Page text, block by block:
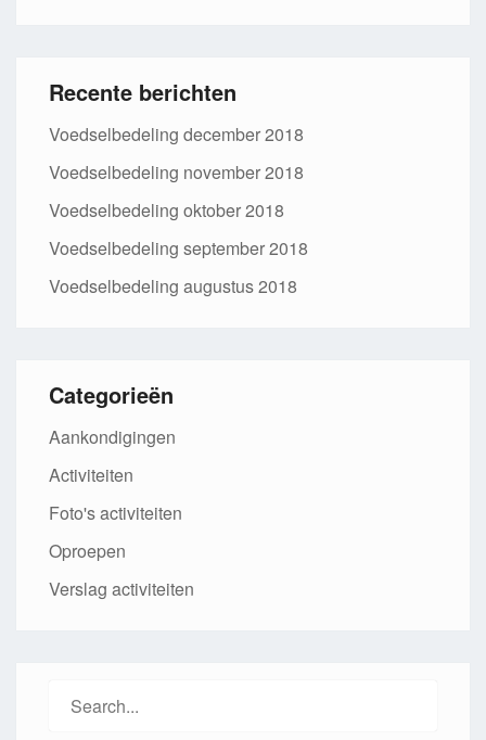
Recente berichten
Voedselbedeling december 2018
Voedselbedeling november 2018
Voedselbedeling oktober 2018
Voedselbedeling september 2018
Voedselbedeling augustus 2018
Categorieën
Aankondigingen
Activiteiten
Foto's activiteiten
Oproepen
Verslag activiteiten
Search